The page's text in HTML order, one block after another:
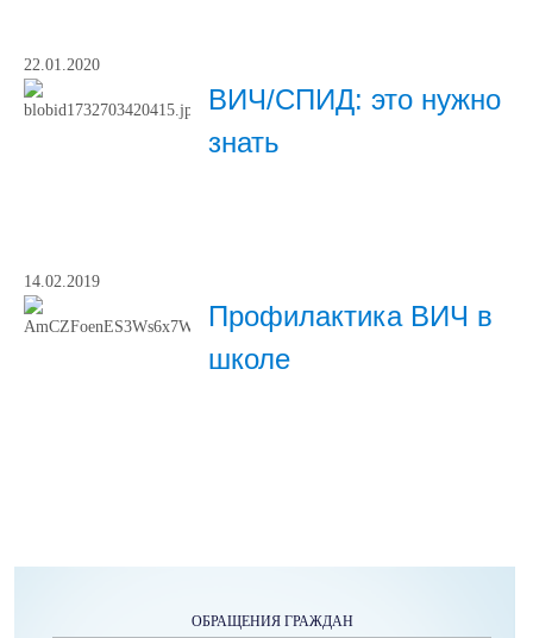
22.01.2020
ВИЧ/СПИД: это нужно
знать
14.02.2019
Профилактика ВИЧ в
школе
ОБРАЩЕНИЯ ГРАЖДАН